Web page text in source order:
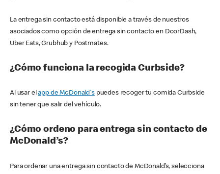
La entrega sin contacto está disponible a través de nuestros
asociados como opción de entrega sin contacto en DoorDash,
Uber Eats, Grubhub y Postmates.
¿Cómo funciona la recogida Curbside?
Al usar elapp de McDonald'spuedes recoger tu comida Curbside
sin tener que salir del vehículo.
¿Cómo ordeno para entrega sin contacto de
McDonald’s?
Para ordenar una entrega sin contacto de McDonald’s, selecciona